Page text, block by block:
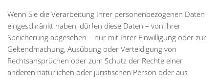
Wenn Sie die Verarbeitung Ihrer personenbezogenen Daten
eingeschränkt haben, dürfen diese Daten – von ihrer
Speicherung abgesehen – nur mit Ihrer Einwilligung oder zur
Geltendmachung, Ausübung oder Verteidigung von
Rechtsansprüchen oder zum Schutz der Rechte einer
anderen natürlichen oder juristischen Person oder aus